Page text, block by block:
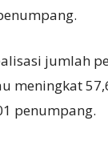
jumlah
meningkat
penumpang.